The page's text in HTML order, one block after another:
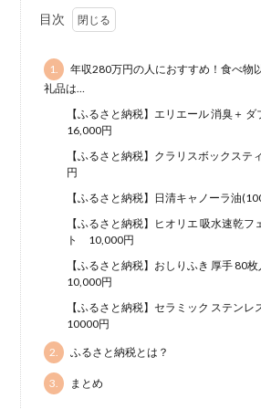
目次
1.
年収280万円の人におすすめ！食べ物
礼品は…
【ふるさと納税】エリエール 消臭＋
16,000円
【ふるさと納税】クラリスボックス
円
【ふるさと納税】日清キャノーラ油
【ふるさと納税】ヒオリエ 吸水速乾
ト 10,000円
【ふるさと納税】おしりふき 厚手 80
10,000円
【ふるさと納税】セラミック ステン
10000円
2. ふるさと納税とは？
3. まとめ